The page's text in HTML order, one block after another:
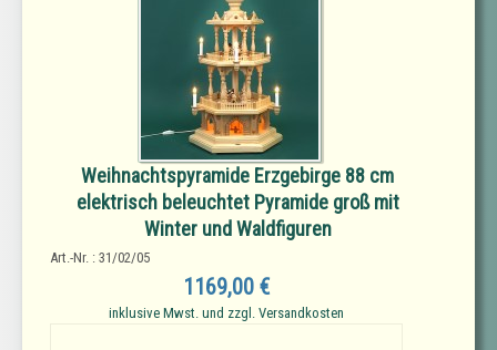
Weihnachtspyramide Erzgebirge 88 cm
elektrisch beleuchtet Pyramide groß mit
Winter und Waldfiguren
Art.-Nr. : 31/02/05
1169,00 €
inklusive Mwst. und zzgl. Versandkosten